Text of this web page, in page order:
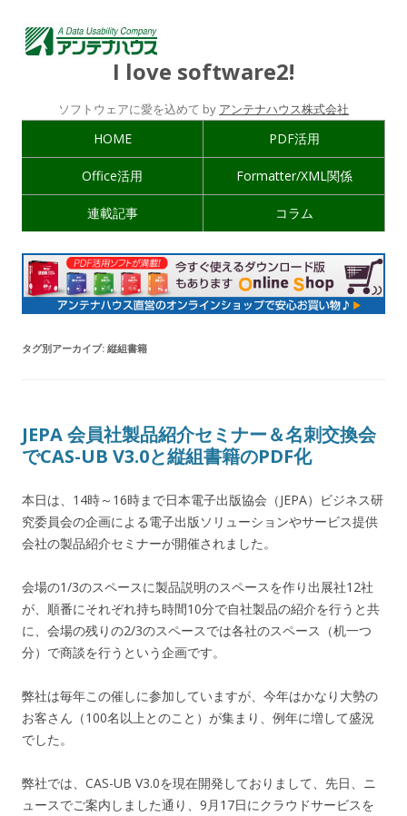
I love software2!
ソフトウェアに愛を込めて by アンテナハウス株式会社
HOME PDF活用
Office活用 Formatter/XML関係
連載記事 コラム
タグ別アーカイブ: 縦組書籍
JEPA 会員社製品紹介セミナー＆名刺交換会
でCAS-UB V3.0と縦組書籍のPDF化
本日は、14時～16時まで日本電子出版協会（JEPA）ビジネス研
究委員会の企画による電子出版ソリューションやサービス提供
会社の製品紹介セミナーが開催されました。
会場の1/3のスペースに製品説明のスペースを作り出展社12社
が、順番にそれぞれ持ち時間10分で自社製品の紹介を行うと共
に、会場の残りの2/3のスペースでは各社のスペース（机一つ
分）で商談を行うという企画です。
弊社は毎年この催しに参加していますが、今年はかなり大勢の
お客さん（100名以上とのこと）が集まり、例年に増して盛況
でした。
弊社では、CAS-UB V3.0を現在開発しておりまして、先日、ニ
ュースでご案内しました通り、9月17日にクラウドサービスを